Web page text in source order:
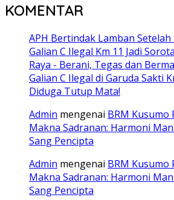
KOMENTAR
APH Bertindak Lamban
Galian C Ilegal Km 11 Jadi
Raya - Berani, Tegas dan
Galian C Ilegal di Garuda Sakti
Diduga Tutup Mata!
Admin mengenai BRM
Makna Sadranan: Harmoni
Sang Pencipta
Admin mengenai BRM
Makna Sadranan: Harmoni
Sang Pencipta